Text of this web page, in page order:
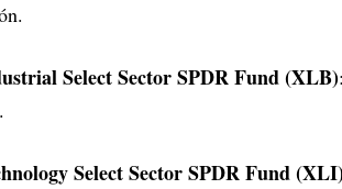
Select Sector SPDR Fund (XLB)
Select Sector SPDR Fund